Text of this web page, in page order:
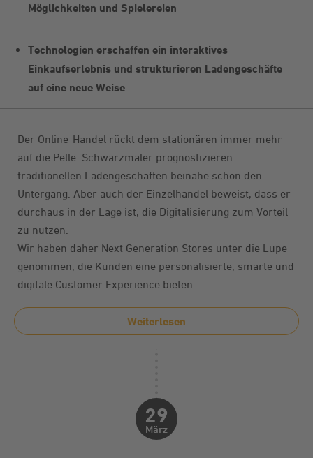
Möglichkeiten und Spielereien
Technologien erschaffen ein interaktives
Einkaufserlebnis und strukturieren Ladengeschäfte
auf eine neue Weise
Der Online-Handel rückt dem stationären immer mehr
auf die Pelle. Schwarzmaler prognostizieren
traditionellen Ladengeschäften beinahe schon den
Untergang. Aber auch der Einzelhandel beweist, dass er
durchaus in der Lage ist, die Digitalisierung zum Vorteil
zu nutzen.
Wir haben daher Next Generation Stores unter die Lupe
genommen, die Kunden eine personalisierte, smarte und
digitale Customer Experience bieten.
Weiterlesen
29
März